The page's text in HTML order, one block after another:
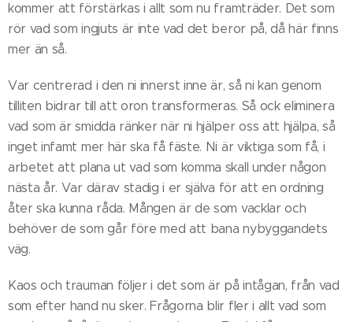
kommer att förstärkas i allt som nu framträder. Det som
rör vad som ingjuts är inte vad det beror på, då här finns
mer än så.
Var centrerad i den ni innerst inne är, så ni kan genom
tilliten bidrar till att oron transformeras. Så ock eliminera
vad som är smidda ränker när ni hjälper oss att hjälpa, så
inget infamt mer här ska få fäste. Ni är viktiga som få, i
arbetet att plana ut vad som komma skall under någon
nästa år. Var därav stadig i er själva för att en ordning
åter ska kunna råda. Mången är de som vacklar och
behöver de som går före med att bana nybyggandets
väg.
Kaos och trauman följer i det som är på intågan, från vad
som efter hand nu sker. Frågorna blir fler i allt vad som